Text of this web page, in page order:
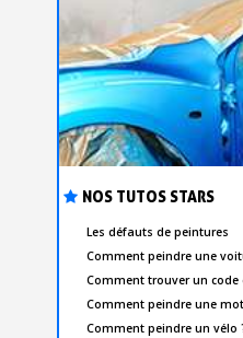
NOS TUTOS STARS
Les défauts de peintures
Comment peindre une
Comment trouver un code
Comment peindre une
Comment peindre un vélo